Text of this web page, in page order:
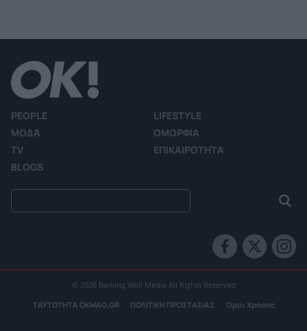
PEOPLE
LIFESTYLE
ΜΟΔΑ
ΟΜΟΡΦΙΑ
TV
ΕΠΙΚΑΙΡΟΤΗΤΑ
BLOGS
© 2026 Barking Well Media All Rights Reserved
ΤΑΥΤΟΤΗΤΑ OKMAG.GR ΠΟΛΙΤΙΚΗ ΠΡΟΣΤΑΣΙΑΣ Όροι Χρήσης